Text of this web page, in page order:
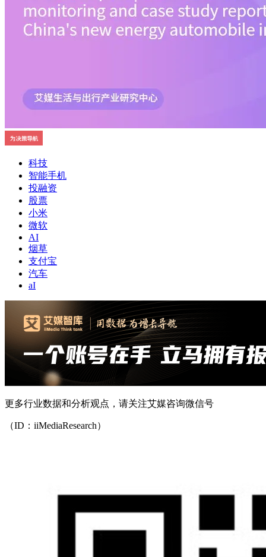
科技
智能手机
投融资
股票
小米
微软
AI
烟草
支付宝
汽车
aI
更多行业数据和分析观点，请关注艾媒咨询微信号
（ID：iiMediaResearch）